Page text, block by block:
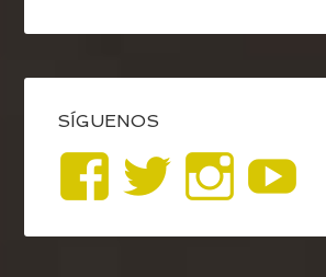
SÍGUENOS
Ver
perfil
Ver
perfil
Ver